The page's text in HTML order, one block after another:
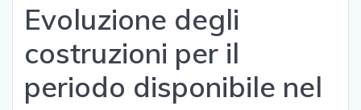
Evoluzione degli
costruzioni per il
periodo disponibile nel